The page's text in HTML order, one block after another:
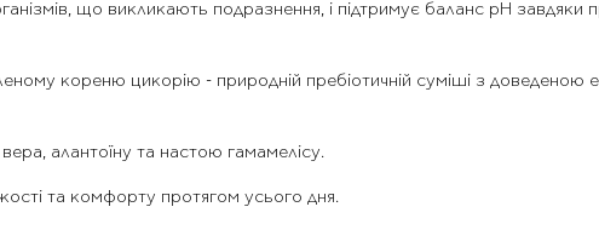
що викликають подразнення, і підтримує баланс pH завдяки
кореню цикорію - природній пребіотичній суміші з доведеною
алантоїну та настою гамамелісу.
та комфорту протягом усього дня.